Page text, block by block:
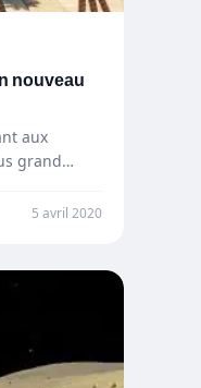
nouveau
aux
grand…
5 avril 2020